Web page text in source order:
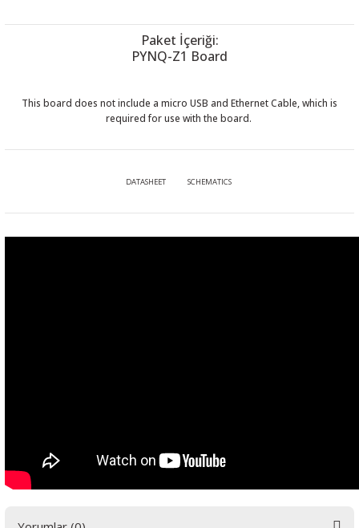
Paket İçeriği:
PYNQ-Z1 Board
This board does not include a micro USB and Ethernet Cable, which is
required for use with the board.
DATASHEET SCHEMATICS